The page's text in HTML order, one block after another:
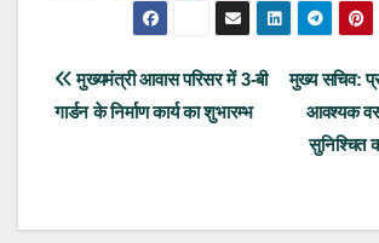
Post
navigation
मुख्य सचिव:
आवश्यक
सुनिश्चित
मुख्यमंत्री आवास परिसर में 3-बी
गार्डन के निर्माण कार्य का शुभारम्भ